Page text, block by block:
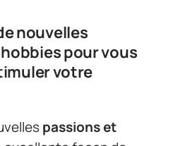
nouvelles
pour vous
votre
passions et